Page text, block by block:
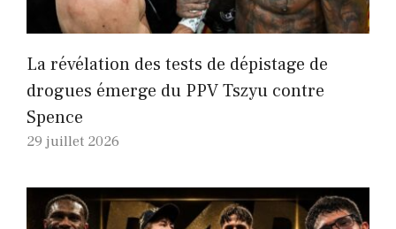
La révélation des tests de dépistage de
drogues émerge du PPV Tszyu contre
Spence
29 juillet 2026